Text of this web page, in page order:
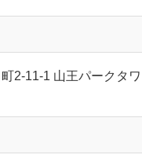
2-11-1 山王パークタ